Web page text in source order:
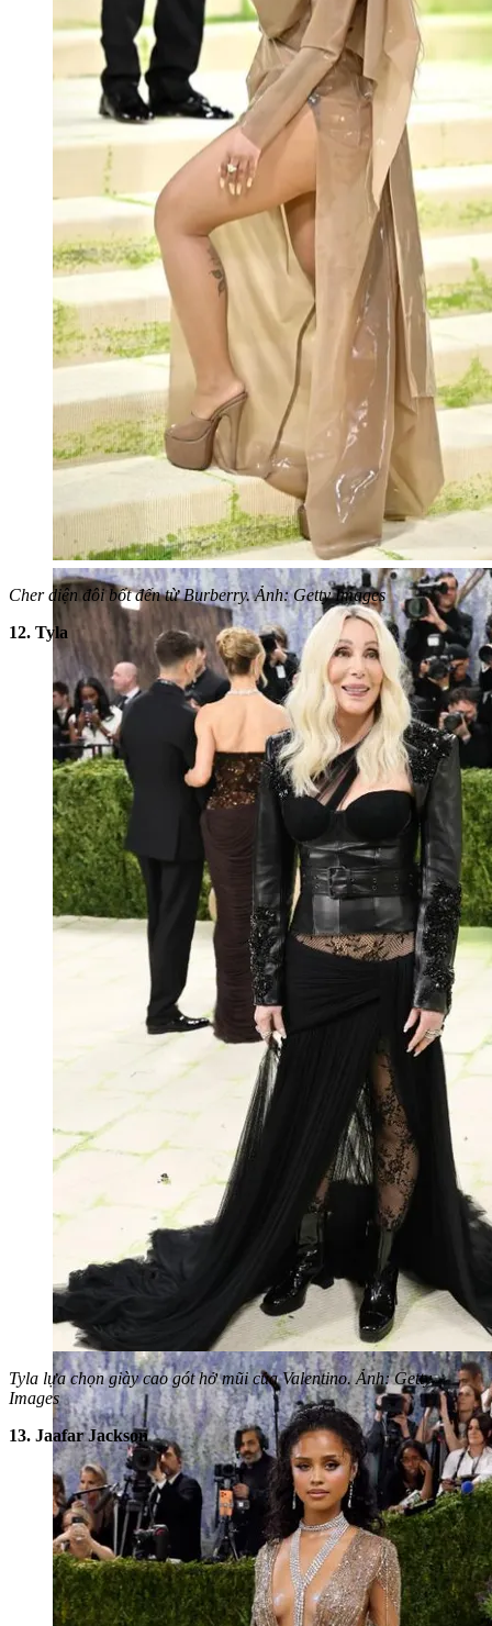
Cher diện đôi bốt đến từ Burberry. Ảnh: Getty Images
12. Tyla
Tyla lựa chọn giày cao gót hở mũi của Valentino. Ảnh: Getty
Images
13. Jaafar Jackson